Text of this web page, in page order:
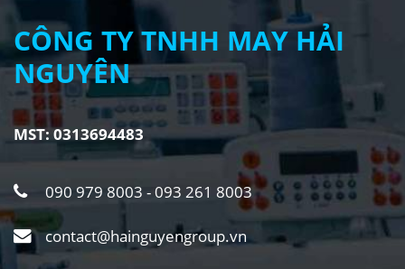
CÔNG TY TNHH MAY HẢI
NGUYÊN
MST: 0313694483
090 979 8003 - 093 261 8003
contact@hainguyengroup.vn